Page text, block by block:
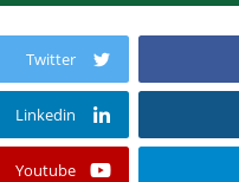
Twitter
Linkedin
Youtube